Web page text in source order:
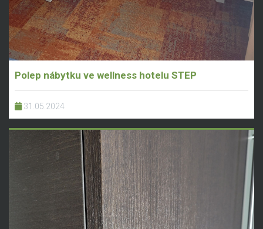
Polep nábytku ve wellness hotelu STEP
31.05.2024